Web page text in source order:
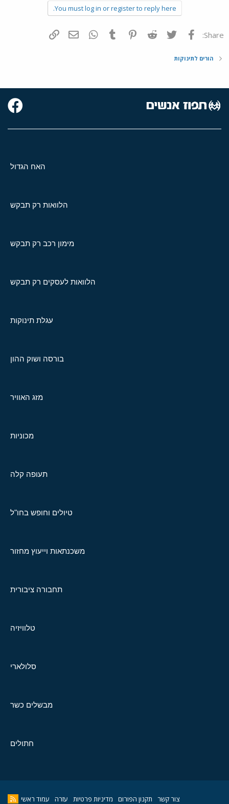
You must log in or register to reply here.
Share: פייסבוק Twitter
Reddit
Pinterest
Tumblr
WhatsAppדואר אלקטרוני
הורים לתינוקות
האח הגדול
הלוואות רק תבקש
מימון רכב רק תבקש
הלוואות לעסקים רק תבקש
עגלת תינוקות
בורסה ושוק ההון
מזג האוויר
מכוניות
תעופה קלה
טיולים וחופש בחו"ל
משכנתאות וייעוץ מחזור
תחבורה ציבורית
טלוויזיה
סלולארי
מבשלים כשר
חתולים
צור קשר תקנון הפורום מדיניות פרטיות עזרה עמוד ראשי